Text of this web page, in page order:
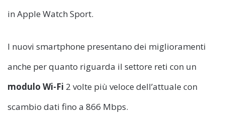
in Apple Watch Sport.
I nuovi smartphone presentano dei miglioramenti
anche per quanto riguarda il settore reti con un
modulo Wi-Fi 2 volte più veloce dell’attuale con
scambio dati fino a 866 Mbps.